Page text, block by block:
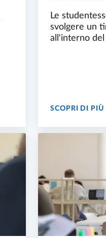
Le
svolgere un
all'interno
SCOPRI DI PIÙ